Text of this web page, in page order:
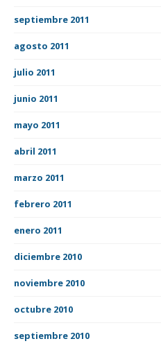
septiembre 2011
agosto 2011
julio 2011
junio 2011
mayo 2011
abril 2011
marzo 2011
febrero 2011
enero 2011
diciembre 2010
noviembre 2010
octubre 2010
septiembre 2010